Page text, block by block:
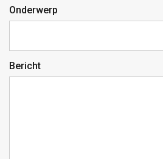
Onderwerp
Bericht